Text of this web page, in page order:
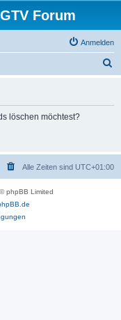
Forum
Anmelden
löschen möchtest?
Alle Zeiten sind UTC+01:00
phpBB Limited